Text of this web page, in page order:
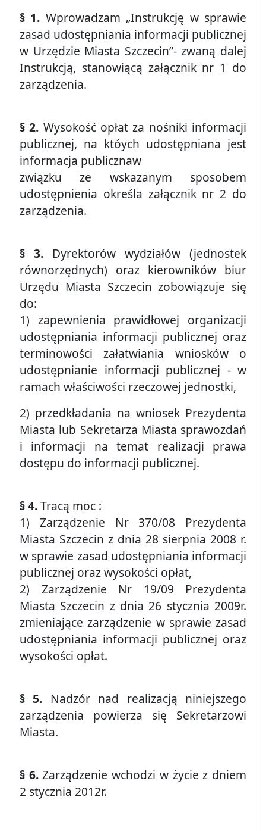
§ 1. Wprowadzam „Instrukcję w sprawie
zasad udostępniania informacji publicznej
w Urzędzie Miasta Szczecin”- zwaną dalej
Instrukcją, stanowiącą załącznik nr 1 do
zarządzenia.
§ 2. Wysokość opłat za nośniki informacji
publicznej, na któych udostępniana jest
informacja publicznaw
związku ze wskazanym sposobem
udostępnienia określa załącznik nr 2 do
zarządzenia.
§ 3. Dyrektorów wydziałów (jednostek
równorzędnych) oraz kierowników biur
Urzędu Miasta Szczecin zobowiązuje się
do:
1) zapewnienia prawidłowej organizacji
udostępniania informacji publicznej oraz
terminowości załatwiania wniosków o
udostępnianie informacji publicznej - w
ramach właściwości rzeczowej jednostki,
2) przedkładania na wniosek Prezydenta
Miasta lub Sekretarza Miasta sprawozdań
i informacji na temat realizacji prawa
dostępu do informacji publicznej.
§ 4.Tracą moc :
1) Zarządzenie Nr 370/08 Prezydenta
Miasta Szczecin z dnia 28 sierpnia 2008 r.
w sprawie zasad udostępniania informacji
publicznej oraz wysokości opłat,
2) Zarządzenie Nr 19/09 Prezydenta
Miasta Szczecin z dnia 26 stycznia 2009r.
zmieniające zarządzenie w sprawie zasad
udostępniania informacji publicznej oraz
wysokości opłat.
§ 5. Nadzór nad realizacją niniejszego
zarządzenia powierza się Sekretarzowi
Miasta.
§ 6.Zarządzenie wchodzi w życie z dniem
2 stycznia 2012r.